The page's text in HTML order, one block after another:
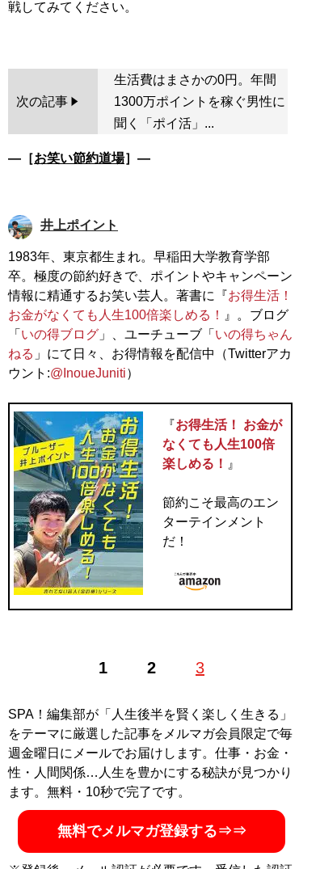
戦してみてください。
次の記事
生活費はまさかの0円。年間
1300万ポイントを稼ぐ男性に
聞く「ポイ活」...
―［お笑い節約道場］―
井上ポイント
1983年、東京都生まれ。早稲田大学教育学部
卒。極度の節約好きで、ポイントやキャンペーン
情報に精通するお笑い芸人。著書に『お得生活！
お金がなくても人生100倍楽しめる！
』。ブログ
「 いの得ブログ 」、ユーチューブ「 いの得ちゃん
ねる 」にて日々、お得情報を配信中（Twitterアカ
ウント:@InoueJuniti）
『お得生活！ お金が
なくても人生100倍
楽しめる！ 』
節約こそ最高のエン
ターテインメント
だ！
1 2 3
SPA！編集部が「人生後半を賢く楽しく生きる」
をテーマに厳選した記事をメルマガ会員限定で毎
週金曜日にメールでお届けします。仕事・お金・
性・人間関係…人生を豊かにする秘訣が見つかり
ます。無料・10秒で完了です。
無料でメルマガ登録する⇒⇒